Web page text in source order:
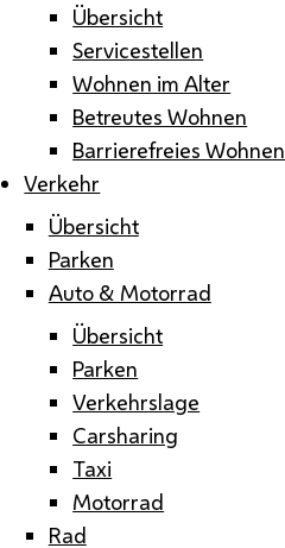
Übersicht
Servicestellen
Wohnen im Alter
Betreutes Wohnen
Barrierefreies Wohnen
Verkehr
Übersicht
Parken
Auto & Motorrad
Übersicht
Parken
Verkehrslage
Carsharing
Taxi
Motorrad
Rad